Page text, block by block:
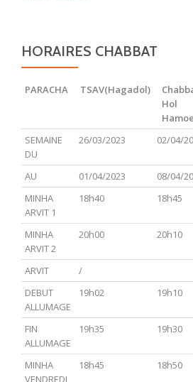
HORAIRES CHABBAT
PARACHA TSAV(Hagadol)
Hol
PARACHA TSAV(Hagadol)
SEMAINE
DU
26/03/2023 02/04/
AU 01/04/2023 08/04/
MINHA
ARVIT 1
18h40 18h45
MINHA
ARVIT 2
20h00 20h10
ARVIT
/
DEBUT
ALLUMAGE
19h02 19h10
FIN
ALLUMAGE
19h35 19h30
MINHA
VENDREDI
18h45 18h50